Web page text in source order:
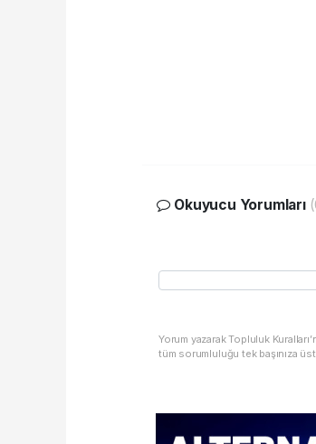
Okuyucu Yorumları
Yorum yazarak Topluluk
tüm sorumluluğu tek başınıza